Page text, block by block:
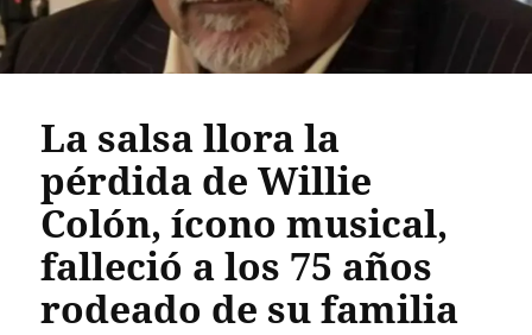
La salsa llora la
pérdida de Willie
Colón, ícono musical,
falleció a los 75 años
rodeado de su familia